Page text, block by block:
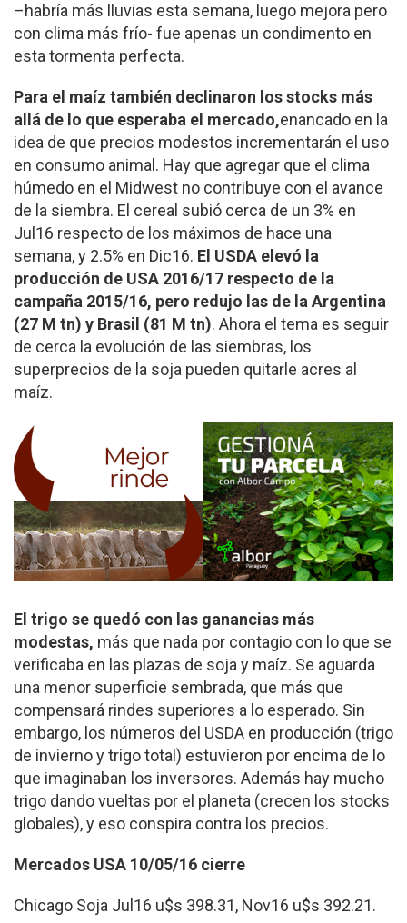
–habría más lluvias esta semana, luego mejora pero
con clima más frío- fue apenas un condimento en
esta tormenta perfecta.
Para el maíz también declinaron los stocks más
allá de lo que esperaba el mercado,enancado en la
idea de que precios modestos incrementarán el uso
en consumo animal. Hay que agregar que el clima
húmedo en el Midwest no contribuye con el avance
de la siembra. El cereal subió cerca de un 3% en
Jul16 respecto de los máximos de hace una
semana, y 2.5% en Dic16. El USDA elevó la
producción de USA 2016/17 respecto de la
campaña 2015/16, pero redujo las de la Argentina
(27 M tn) y Brasil (81 M tn). Ahora el tema es seguir
de cerca la evolución de las siembras, los
superprecios de la soja pueden quitarle acres al
maíz.
El trigo se quedó con las ganancias más
modestas, más que nada por contagio con lo que se
verificaba en las plazas de soja y maíz. Se aguarda
una menor superficie sembrada, que más que
compensará rindes superiores a lo esperado. Sin
embargo, los números del USDA en producción (trigo
de invierno y trigo total) estuvieron por encima de lo
que imaginaban los inversores. Además hay mucho
trigo dando vueltas por el planeta (crecen los stocks
globales), y eso conspira contra los precios.
Mercados USA 10/05/16 cierre
Chicago Soja Jul16 u$s 398.31, Nov16 u$s 392.21.